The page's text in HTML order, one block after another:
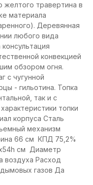
желтого травертина в
материала
Деревянная
любого вида
конвекцией
обзором огня.
с чугунной
- гильотина. Топка
так и с
топки
корпуса Сталь
механизм
66 см КПД 75,2%
см Диаметр
воздуха Расход
газов Да